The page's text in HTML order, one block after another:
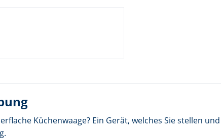
Küchenwaage? Ein Gerät, welches Sie stellen